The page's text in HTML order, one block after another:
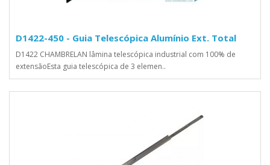
D1422-450 - Guia Telescópica Alumínio Ext. Total
D1422 CHAMBRELAN lâmina telescópica industrial com 100% de
extensãoEsta guia telescópica de 3 elemen..